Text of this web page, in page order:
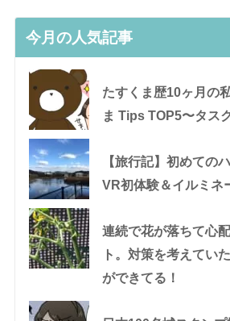
今月の人気記事
たすくま歴10ヶ月の
ま Tips TOP5〜タス
【旅行記】初めての
VR初体験＆イルミネ
連続で花が落ちて心
ト。対策を考えてい
ができてる！